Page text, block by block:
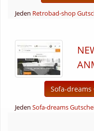
Jeden Retrobad-shop
Sofa-
Jeden Sofa-dreams